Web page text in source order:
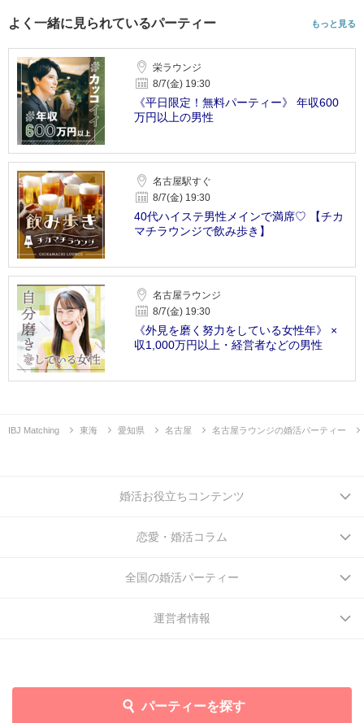
よく一緒に見られているパーティー もっと見る
栄ラウンジ
8/7(金) 19:30
《平日限定！無料パーティー》 年収600
万円以上の男性
名古屋駅すぐ
8/7(金) 19:30
40代ハイステ男性メインで満席♡ 【チカ
マチラウンジで飲み歩き】
名古屋ラウンジ
8/7(金) 19:30
《外見を磨く努力をしている女性年》 ×
収1,000万円以上・経営者などの男性
IBJ Matching 東海 愛知県 名古屋 名古屋ラウンジの婚活パーティー
パーティーを探す
婚活お役立ちコンテンツ
恋愛・婚活コラム
全国の婚活パーティー
運営者情報